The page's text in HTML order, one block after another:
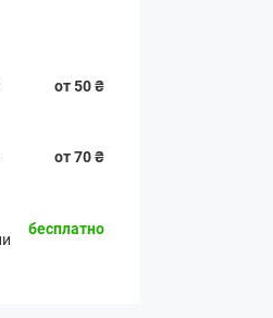
от 50 ₴
от 70 ₴
бесплатно